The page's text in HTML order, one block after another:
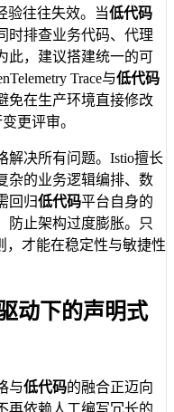
验往往失效。当低代码
时排查业务代码、代理
此，建议搭建统一的可
Trace与低代码
免在生产环境直接修改
更评审。
解决所有问题。Istio擅长
杂的业务逻辑编排、数
回归低代码平台自身的
防止架构过度膨胀。只
，才能在稳定性与敏捷性
动下的声明式
与低代码的融合正迈向